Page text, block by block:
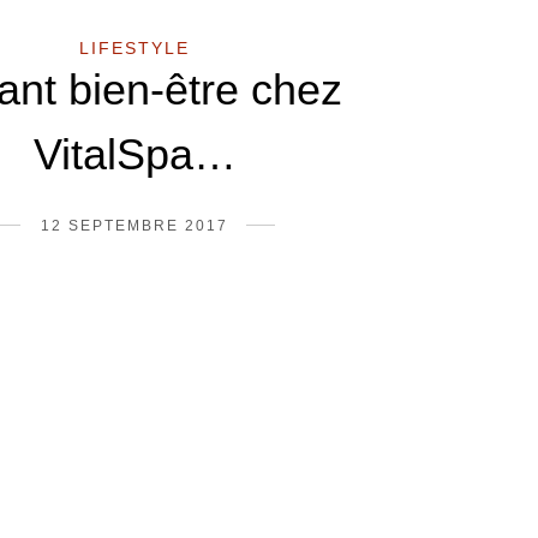
LIFESTYLE
bien-être chez
VitalSpa…
12 SEPTEMBRE 2017